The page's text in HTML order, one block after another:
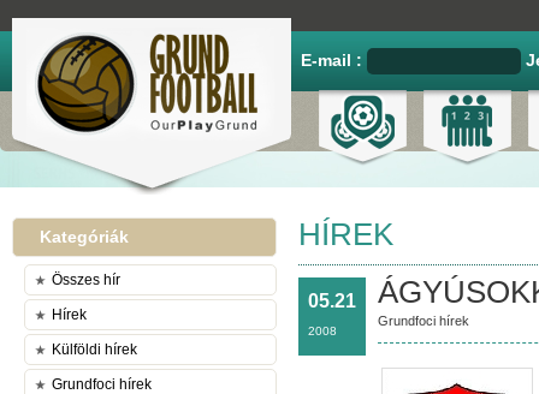
E-mail :
Kategóriák
Összes hír
Hírek
Külföldi hírek
Grundfoci hírek
HÍREK
05.21
2008
Grundfoci hírek